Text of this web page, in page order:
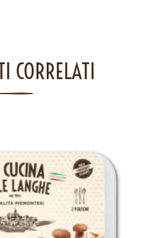
CORRELATI